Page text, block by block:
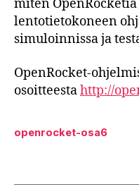
miten
lentotietokoneen
simuloinnissa ja
OpenRocket-
osoitteestahttp://
openrocket-osa6